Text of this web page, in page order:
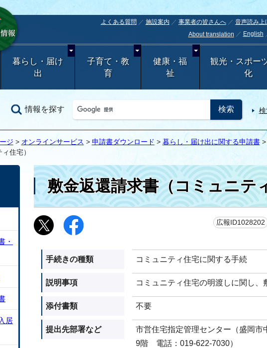
よくある質問 施設案内 事業者の皆さんへ 音声読み上
About translation
English
暮らし・届け
出
子育て・教
育
健康・福
祉
観光・スポー
化
情報を探す
ジ > オンラインサービス > 申請書ダウンロード > 暮らし・届け出に関する申請書>
住宅）
敷金返還請求書（コミュニテ
広報ID1028202
手続きの種類 コミュニティ住宅に関する手続
説明事項 コミュニティ住宅の明渡しに関し、
添付書類 不要
提出先部署など
市営住宅指定管理センター（盛岡
9階 電話：019-622-7030）
・
居